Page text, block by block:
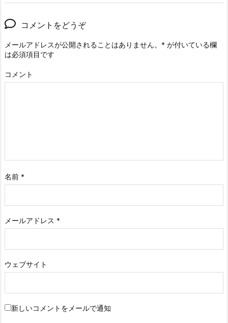
コメントをどうぞ
メールアドレスが公開されることはありません。 * が付いている欄
は必須項目です
コメント
名前 *
メールアドレス *
ウェブサイト
新しいコメントをメールで通知